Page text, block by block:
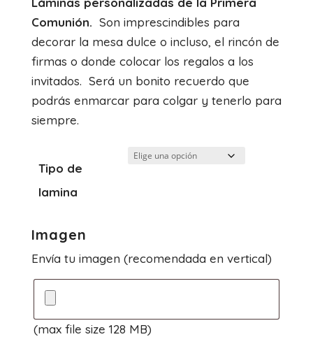
precios:
desde
8.50€
hasta
21.50€
Comunión. Son imprescindibles para
decorar la mesa dulce o incluso, el rincón de
firmas o donde colocar los regalos a los
invitados. Será un bonito recuerdo que
podrás enmarcar para colgar y tenerlo para
siempre.
Tipo de
lamina
Imagen
Envía tu imagen (recomendada en vertical)
(max file size 128 MB)